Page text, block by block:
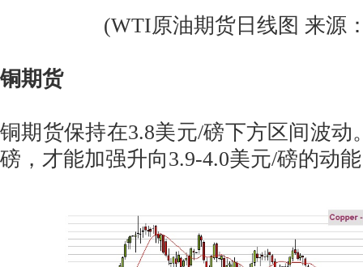
(WTI原油期货日线图 来源
铜期货
铜期货保持在3.8美元/磅下方区间波动
磅，才能加强升向3.9-4.0美元/磅的动